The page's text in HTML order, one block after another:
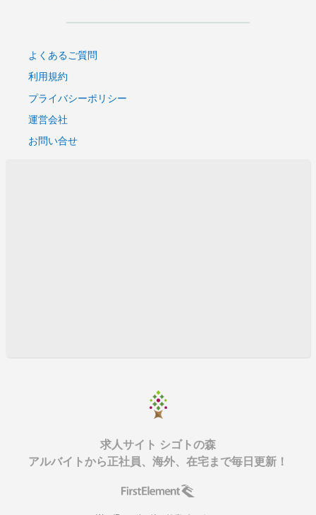
よくあるご質問
利用規約
プライバシーポリシー
運営会社
お問い合せ
求人サイト シゴトの森
アルバイトから正社員、海外、在宅まで毎日更新！